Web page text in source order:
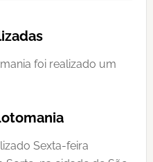
foi realizado um
Sexta-feira